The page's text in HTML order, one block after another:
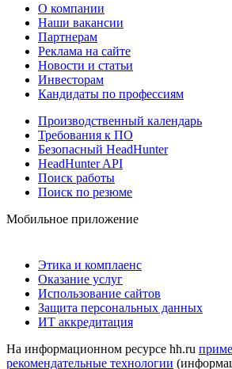
О компании
Наши вакансии
Партнерам
Реклама на сайте
Новости и статьи
Инвесторам
Кандидаты по профессиям
Производственный календарь
Требования к ПО
Безопасный HeadHunter
HeadHunter API
Поиск работы
Поиск по резюме
Мобильное приложение
Этика и комплаенс
Оказание услуг
Использование сайтов
Защита персональных данных
ИТ аккредитация
На информационном ресурсе hh.ru
рекомендательные технологии